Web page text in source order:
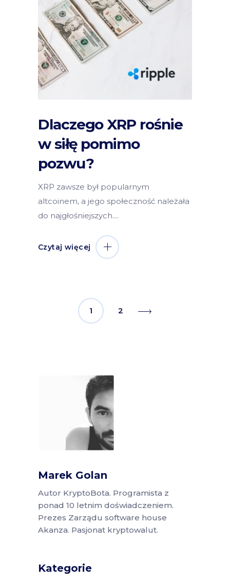
Dlaczego XRP rośnie
w siłę pomimo
pozwu?
XRP zawsze był popularnym
altcoinem, a jego społeczność należała
do najgłośniejszych.
Czytaj więcej
1 2
Marek Golan
Autor KryptoBota. Programista z
ponad 10 letnim doświadczeniem.
Prezes Zarządu software house
Akanza. Pasjonat kryptowalut.
Kategorie